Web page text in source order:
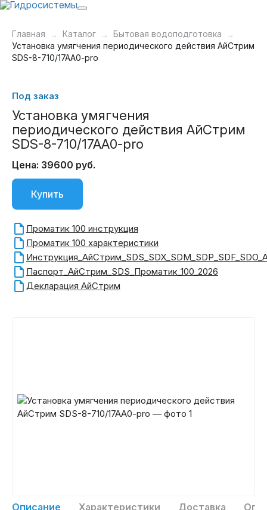
Главная Каталог
Бытовая водоподготовка
Установка умягчения периодического действия АйСтрим
SDS-8-710/17AA0-pro
Описание Характеристики Доставка
Под заказ
Установка умягчения
периодического действия АйСтрим
SDS-8-710/17AA0-pro
Цена: 39600 руб.
Купить
Проматик 100 инструкция
Проматик 100 характеристики
Паспорт_АйСтрим_SDS_Проматик_100_2026
Декларация АйСтрим